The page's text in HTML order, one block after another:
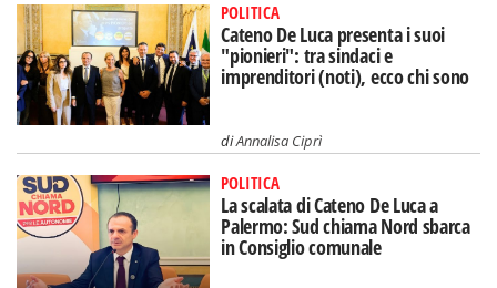
POLITICA
Cateno De Luca presenta i suoi
"pionieri": tra sindaci e
imprenditori (noti), ecco chi sono
diAnnalisa Ciprì
POLITICA
La scalata di Cateno De Luca a
Palermo: Sud chiama Nord sbarca
in Consiglio comunale